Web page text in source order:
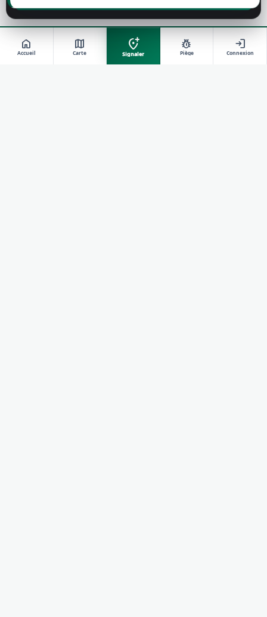
home
Accueil
map
Carte
add_location_alt
Signaler
pest_control
Piège
login
Connexion